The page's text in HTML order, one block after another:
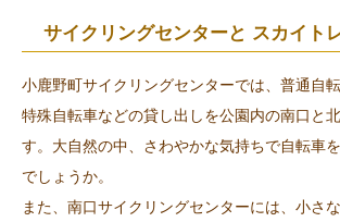
サイクリングセンターと スカイト
小鹿野町サイクリングセンターでは、普通自
特殊自転車などの貸し出しを公園内の南口と
す。大自然の中、さわやかな気持ちで自転車
でしょうか。
また、南口サイクリングセンターには、小さ